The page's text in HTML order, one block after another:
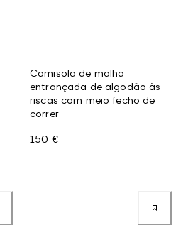
Camisola de malha
entrançada de algodão às
riscas com meio fecho de
correr
150 €